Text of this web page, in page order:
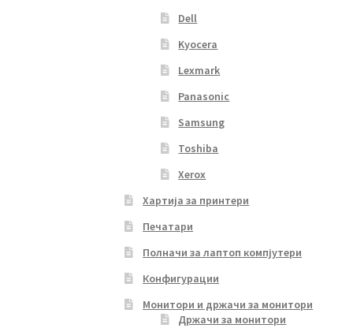
Dell
Kyocera
Lexmark
Panasonic
Samsung
Toshiba
Xerox
Хартија за принтери
Печатари
Полначи за лаптоп компјутери
Конфигурации
Монитори и држачи за монитори
Држачи за монитори